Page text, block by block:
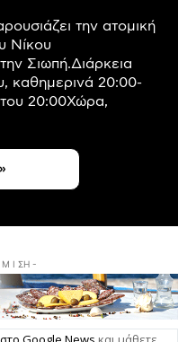
την ατομική
Νίκου
Σιωπή.Διάρκεια
καθημερινά 20:00-
20:00Χώρα,
Ι ΣΗ -